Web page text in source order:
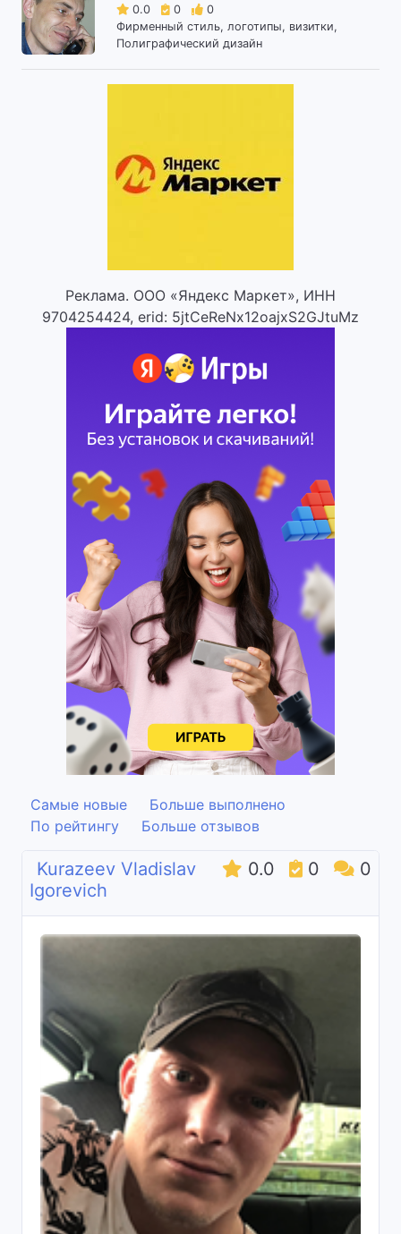
0.0
0
0
Фирменный стиль, логотипы, визитки,
Полиграфический дизайн
Реклама. ООО «Яндекс Маркет», ИНН
9704254424, erid: 5jtCeReNx12oajxS2GJtuMz
Самые новые
Больше выполнено
По рейтингу
Больше отзывов
0.0 0 0
Kurazeev Vladislav
Igorevich